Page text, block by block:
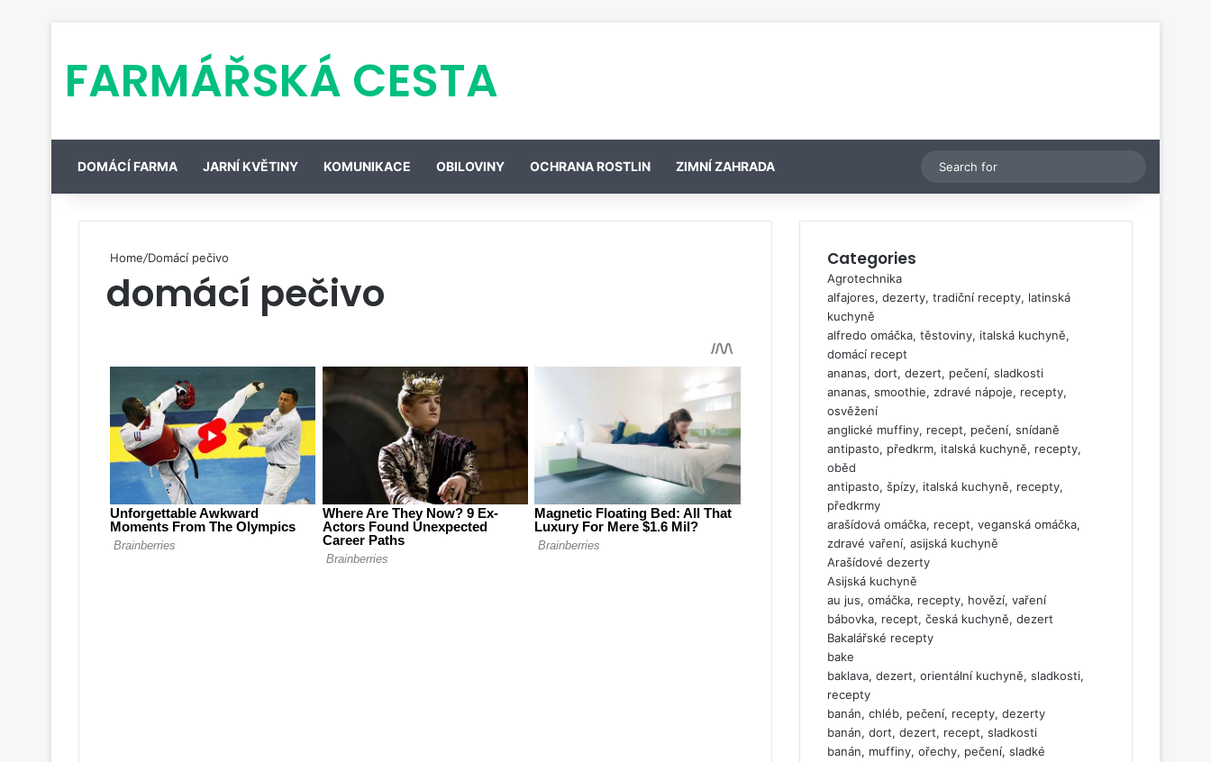
FARMÁŘSKÁ CESTA
DOMÁCÍ FARMA JARNÍ KVĚTINY KOMUNIKACE OBILOVINY OCHRANA ROSTLIN ZIMNÍ ZAHRADA Switch skin
for
Home/Domácí pečivo
domácí pečivo
Categories
Agrotechnika
alfajores, dezerty, tradiční recepty, latinská
kuchyně
alfredo omáčka, těstoviny, italská kuchyně,
domácí recept
ananas, dort, dezert, pečení, sladkosti
ananas, smoothie, zdravé nápoje, recepty,
osvěžení
anglické muffiny, recept, pečení, snídaně
antipasto, předkrm, italská kuchyně, recepty,
oběd
antipasto, špízy, italská kuchyně, recepty,
předkrmy
arašídová omáčka, recept, veganská omáčka,
zdravé vaření, asijská kuchyně
Arašídové dezerty
Asijská kuchyně
au jus, omáčka, recepty, hovězí, vaření
bábovka, recept, česká kuchyně, dezert
Bakalářské recepty
bake
baklava, dezert, orientální kuchyně, sladkosti,
recepty
banán, chléb, pečení, recepty, dezerty
banán, dort, dezert, recept, sladkosti
banán, muffiny, ořechy, pečení, sladké